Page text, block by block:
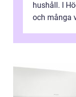
hushåll. I
och många